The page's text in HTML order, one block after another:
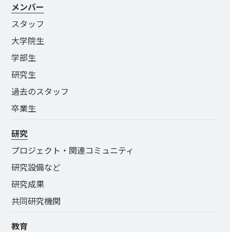
メンバー
スタッフ
大学院生
学部生
研究生
過去のスタッフ
卒業生
研究
プロジェクト・関連コミュニティ
研究設備など
研究成果
共同研究機関
教育